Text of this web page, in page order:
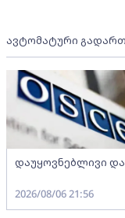
ავტომატური
დაუყოვნებლივი
2026/08/06 21:56